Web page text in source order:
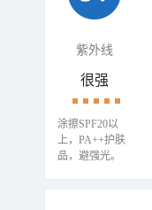
紫外线
很强
涂擦SPF20以
上，PA++护肤
品，避强光。